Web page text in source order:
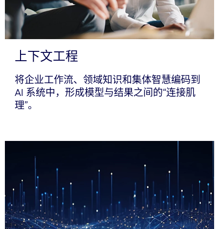
上下文工程
将企业工作流、领域知识和集体智慧编码到
AI 系统中，形成模型与结果之间的“连接肌
理”。